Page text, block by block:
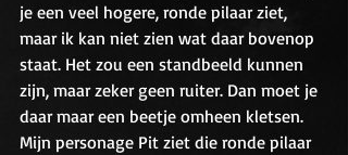
je een veel hogere, ronde pilaar ziet,
maar ik kan niet zien wat daar bovenop
staat. Het zou een standbeeld kunnen
zijn, maar zeker geen ruiter. Dan moet je
daar maar een beetje omheen kletsen.
Mijn personage Pit ziet die ronde pilaar